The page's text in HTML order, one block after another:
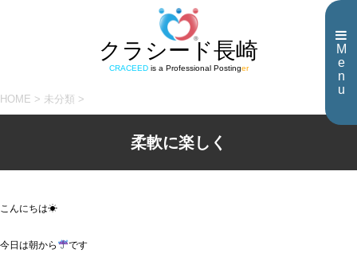
M
e
n
u
クラシード長崎
CRACEEDis a Professional Postinger
HOME > 未分類 >
柔軟に楽しく
こんにちは☀
今日は朝から です